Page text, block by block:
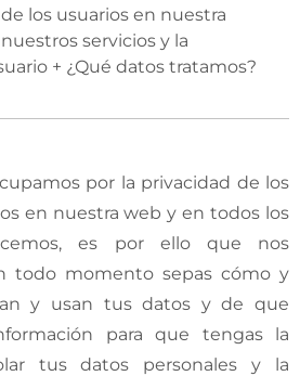
los usuarios en nuestra
servicios y la
+ ¿Qué datos tratamos?
por la privacidad de los
en nuestra web y en todos los
es por ello que nos
todo momento sepas cómo y
y usan tus datos y de que
para que tengas la
tus datos personales y la